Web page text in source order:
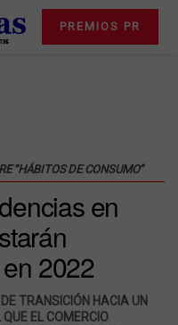
PREMIOS PR
“HÁBITOS DE CONSUMO”
en
2022
TRANSICIÓN HACIA UN
QUE EL COMERCIO